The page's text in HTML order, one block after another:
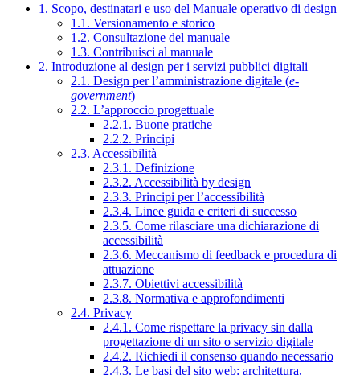
1. Scopo, destinatari e uso del Manuale operativo di design
1.1. Versionamento e storico
1.2. Consultazione del manuale
1.3. Contribuisci al manuale
2. Introduzione al design per i servizi pubblici digitali
2.1. Design per l’amministrazione digitale (e-
government)
2.2. L’approccio progettuale
2.2.1. Buone pratiche
2.2.2. Principi
2.3. Accessibilità
2.3.1. Definizione
2.3.2. Accessibilità by design
2.3.3. Principi per l’accessibilità
2.3.4. Linee guida e criteri di successo
2.3.5. Come rilasciare una dichiarazione di
accessibilità
2.3.6. Meccanismo di feedback e procedura di
attuazione
2.3.7. Obiettivi accessibilità
2.3.8. Normativa e approfondimenti
2.4. Privacy
2.4.1. Come rispettare la privacy sin dalla
progettazione di un sito o servizio digitale
2.4.2. Richiedi il consenso quando necessario
2.4.3. Le basi del sito web: architettura,